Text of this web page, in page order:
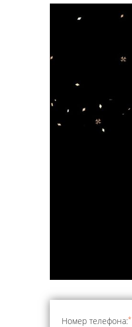
Номер телефона:*